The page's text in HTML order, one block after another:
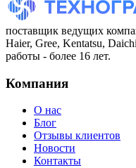
поставщик ведущих
Haier, Gree, Kentatsu,
работы - более 16 лет.
Компания
О нас
Блог
Отзывы клиентов
Новости
Контакты